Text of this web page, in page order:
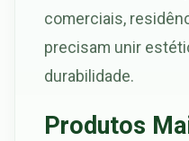
comerciais,
precisam unir
durabilidade.
Produtos